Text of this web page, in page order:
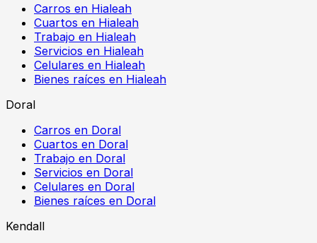
Carros en Hialeah
Cuartos en Hialeah
Trabajo en Hialeah
Servicios en Hialeah
Celulares en Hialeah
Bienes raíces en Hialeah
Doral
Carros en Doral
Cuartos en Doral
Trabajo en Doral
Servicios en Doral
Celulares en Doral
Bienes raíces en Doral
Kendall